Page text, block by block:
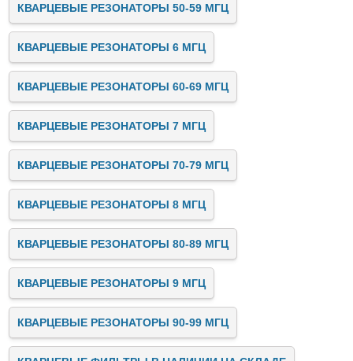
КВАРЦЕВЫЕ РЕЗОНАТОРЫ 50-59 МГЦ
КВАРЦЕВЫЕ РЕЗОНАТОРЫ 6 МГЦ
КВАРЦЕВЫЕ РЕЗОНАТОРЫ 60-69 МГЦ
КВАРЦЕВЫЕ РЕЗОНАТОРЫ 7 МГЦ
КВАРЦЕВЫЕ РЕЗОНАТОРЫ 70-79 МГЦ
КВАРЦЕВЫЕ РЕЗОНАТОРЫ 8 МГЦ
КВАРЦЕВЫЕ РЕЗОНАТОРЫ 80-89 МГЦ
КВАРЦЕВЫЕ РЕЗОНАТОРЫ 9 МГЦ
КВАРЦЕВЫЕ РЕЗОНАТОРЫ 90-99 МГЦ